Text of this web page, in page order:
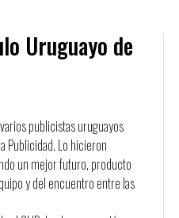
Uruguayo de
publicistas uruguayos
Publicidad. Lo hicieron
un mejor futuro, producto
y del encuentro entre las